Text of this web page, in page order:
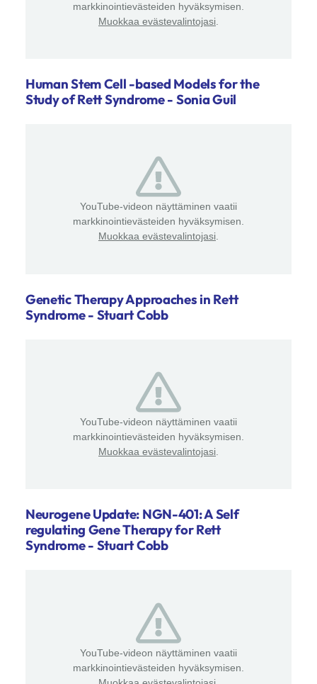
markkinointievästeiden hyväksymisen.
Muokkaa evästevalintojasi
Human Stem Cell -based Models for the
Study of Rett Syndrome - Sonia Guil
YouTube-videon näyttäminen vaatii
markkinointievästeiden hyväksymisen.
Muokkaa evästevalintojasi.
Genetic Therapy Approaches in Rett
Syndrome - Stuart Cobb
YouTube-videon näyttäminen vaatii
markkinointievästeiden hyväksymisen.
Muokkaa evästevalintojasi
Neurogene Update: NGN-401: A Self
regulating Gene Therapy for Rett
Syndrome - Stuart Cobb
YouTube-videon näyttäminen vaatii
markkinointievästeiden hyväksymisen.